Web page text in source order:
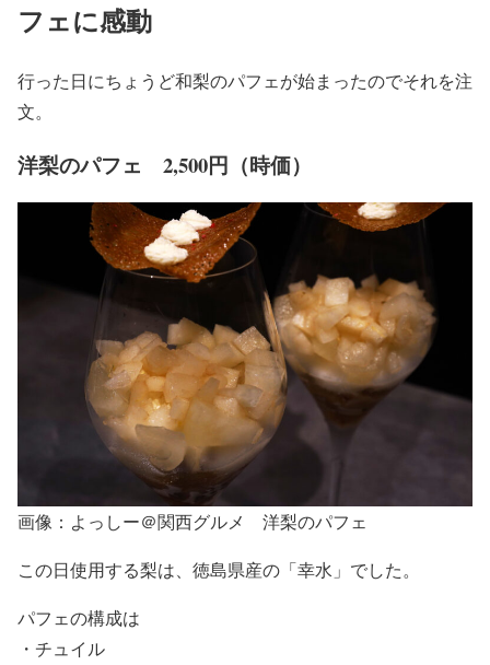
フェに感動
行った日にちょうど和梨のパフェが始まったのでそれを注
文。
洋梨のパフェ 2,500円（時価）
画像：よっしー＠関西グルメ 洋梨のパフェ
この日使用する梨は、徳島県産の「幸水」でした。
パフェの構成は
・チュイル